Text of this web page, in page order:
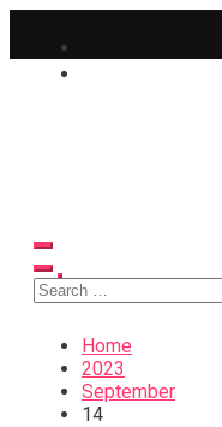
content
Search
for:
Home
2023
September
14